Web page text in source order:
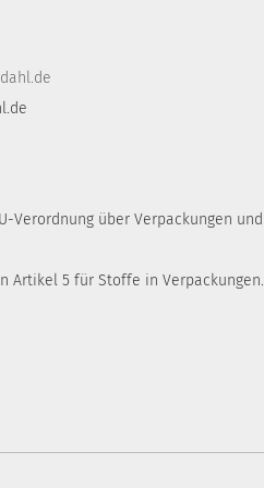
Verordnung über Verpackungen und
Artikel 5 für Stoffe in Verpackungen.